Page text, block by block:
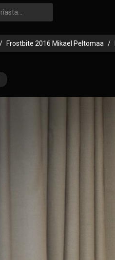
Frostbite 2016 Mikael Peltomaa